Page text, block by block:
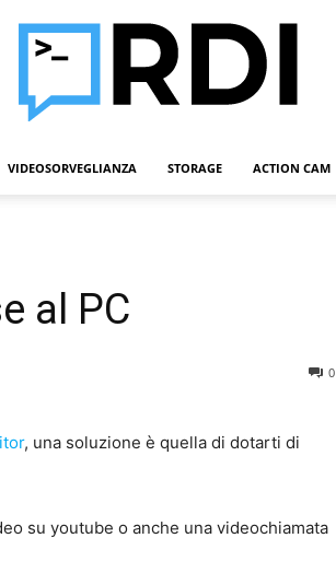
VIDEOSORVEGLIANZA STORAGE ACTION CAM
al PC
0
, una soluzione è quella di dotarti di
su youtube o anche una videochiamata